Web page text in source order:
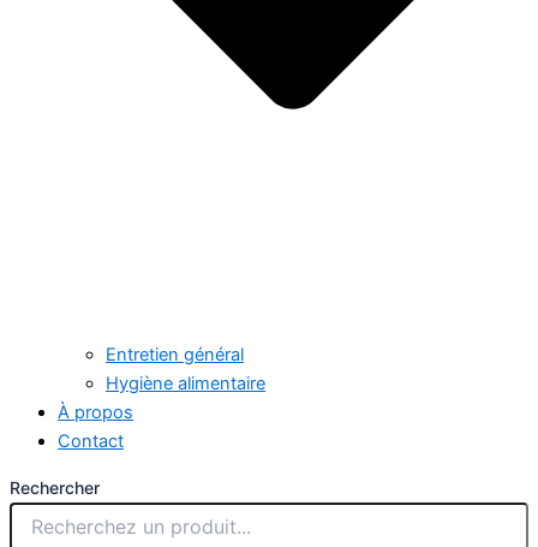
Entretien général
Hygiène alimentaire
À propos
Contact
Rechercher